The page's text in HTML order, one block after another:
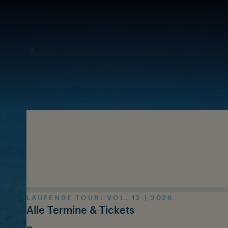
LAUFENDE TOUR: VOL. 12 | 2026
Alle Termine & Tickets